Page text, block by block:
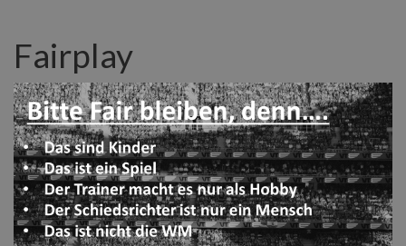
Fairplay